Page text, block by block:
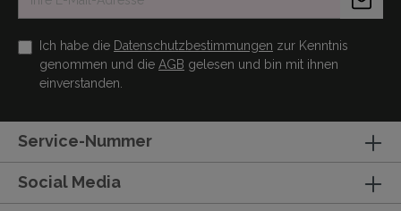
Ich habe die Datenschutzbestimmungen zur Kenntnis
genommen und die AGB gelesen und bin mit ihnen
einverstanden.
Service-Nummer
Social Media